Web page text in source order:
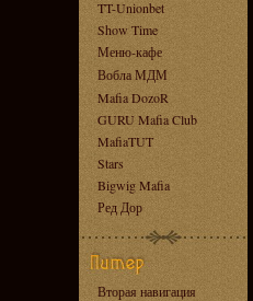
TT-Unionbet
Show Time
Меню-кафе
Вобла МДМ
Mafia DozoR
GURU Mafia Club
MafiaTUT
Stars
Bigwig Mafia
Ред Дор
Вторая навигация